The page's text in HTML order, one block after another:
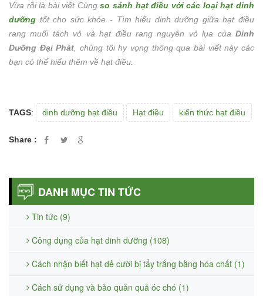
Vừa rồi là bài viết Cùngso sánh hạt điều với các loại hạt dinh
dưỡng tốt cho sức khỏe - Tìm hiểu dinh dưỡng giữa hạt điều
rang muối tách vỏ và hạt điều rang nguyên vỏ lụa của Dinh
Dưỡng Đại Phát, chúng tôi hy vọng thông qua bài viết này các
bạn có thể hiểu thêm về hạt điều.
TAGS: dinh dưỡng hạt điều Hạt điều kiến thức hạt điều
Share :
DANH MỤC TIN TỨC
Tin tức (9)
Công dụng của hạt dinh dưỡng (108)
Cách nhận biết hạt dẻ cười bị tẩy trắng bằng hóa chất (1)
Cách sử dụng và bảo quản quả óc chó (1)